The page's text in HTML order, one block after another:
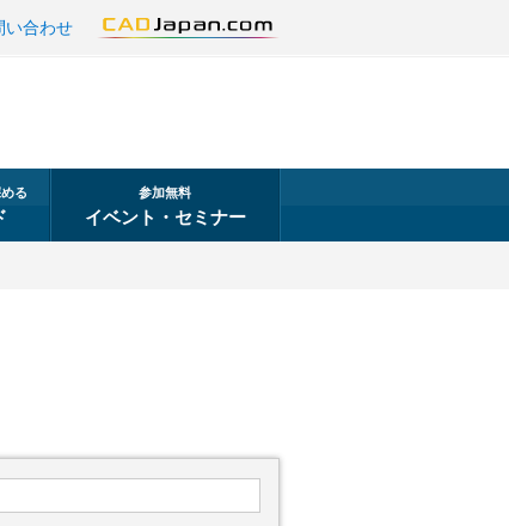
い合わせ
る 参加無料
イベント・セミナー